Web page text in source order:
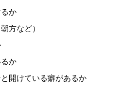
か
方など）
か
開けている癖があるか